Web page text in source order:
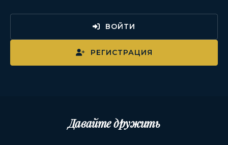
ВОЙТИ
РЕГИСТРАЦИЯ
Давайте дружить